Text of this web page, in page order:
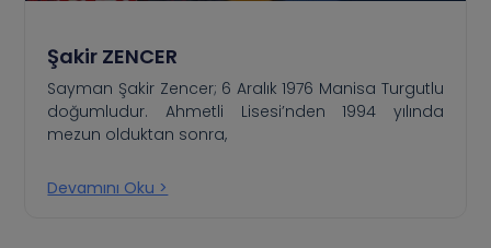
Şakir ZENCER
Sayman Şakir Zencer; 6 Aralık 1976 Manisa Turgutlu
doğumludur. Ahmetli Lisesi’nden 1994 yılında
mezun olduktan sonra,
Devamını Oku >